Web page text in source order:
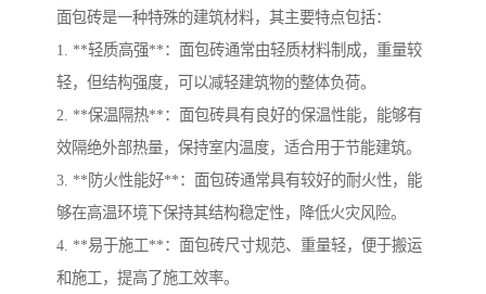
面包砖是一种特殊的建筑材料，其主要特点包括：
1. **轻质高强**：面包砖通常由轻质材料制成，重量较
轻，但结构强度，可以减轻建筑物的整体负荷。
2. **保温隔热**：面包砖具有良好的保温性能，能够有
效隔绝外部热量，保持室内温度，适合用于节能建筑。
3. **防火性能好**：面包砖通常具有较好的耐火性，能
够在高温环境下保持其结构稳定性，降低火灾风险。
4. **易于施工**：面包砖尺寸规范、重量轻，便于搬运
和施工，提高了施工效率。